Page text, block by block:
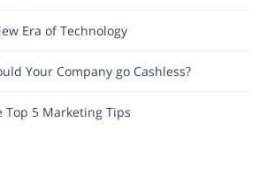
Era of Technology
Your Company go Cashless?
Top 5 Marketing Tips